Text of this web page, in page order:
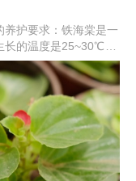
护要求：铁海棠是一
的温度是25~30℃左
循见干见湿的浇水原
部汁液是有毒的，一